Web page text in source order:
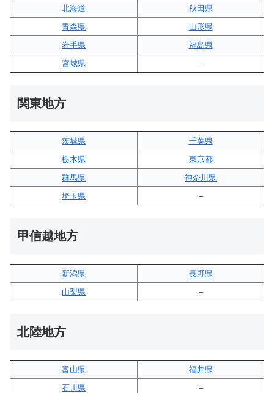
北海道
秋田県
青森県
山形県
岩手県
福島県
宮城県
–
関東地方
茨城県
千葉県
栃木県
東京都
群馬県
神奈川県
埼玉県
–
甲信越地方
新潟県
長野県
山梨県
–
北陸地方
富山県
福井県
石川県
–